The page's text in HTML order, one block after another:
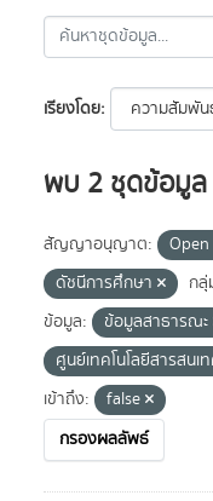
เรียงโดย
พบ 2 ชุดข้อมูล
สัญญาอนุญาต:
ดัชนีการศึกษา
กลุ่
ข้อมูล:
ข้อมูลสาธารณะ
ศูนย์เทคโนโลยีสารสน
เข้าถึง:
false
กรองผลลัพธ์